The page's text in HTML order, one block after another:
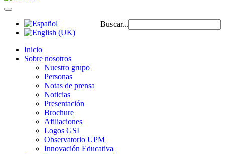
Buscar...
Inicio
Sobre nosotros
Nuestro grupo
Personas
Notas de prensa
Noticias
Presentación
Brochure
Afiliaciones
Logos GSI
Observatorio UPM
Innovación Educativa